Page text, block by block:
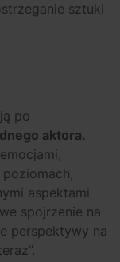
sztuki
po
aktora.
aspektami
spojrzenie na
perspektywy na